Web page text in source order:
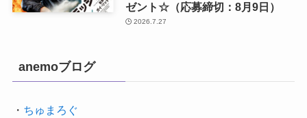
ゼント☆（応募締切：8月9日）
2026.7.27
anemoブログ
・ ちゅまろぐ